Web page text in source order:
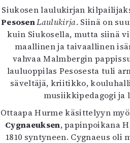
5/2025
5/2025
Info
Tilaus ja
Kaltio
Siukosen laulukirjan
PesosenLaulukirja. Siinä on
kuin Siukosella, mutta siinä
maallinen ja taivaallinen
vahvaa Malmbergin
lauluoppilas Pesosesta tuli
säveltäjä, kriitikko,
musiikkipedagogi ja
Ottaapa Hurme käsittelyyn
Cygnaeuksen, papinpoikana
1810 syntyneen. Cygnaeus